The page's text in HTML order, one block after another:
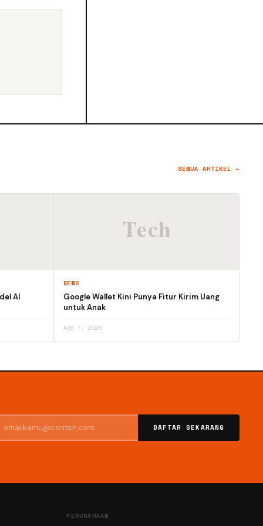
SEMUA ARTIKEL →
AI
NEWS
Google Wallet Kini Punya Fitur Kirim Uang
untuk Anak
AUG 7, 2026
DAFTAR SEKARANG
PERUSAHAAN